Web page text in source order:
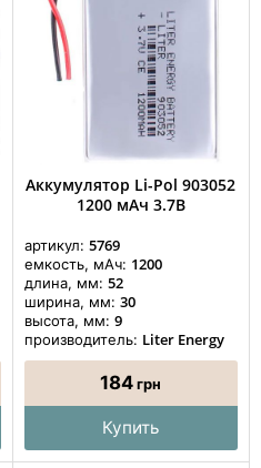
Аккумулятор Li-Pol 903052
1200 мАч 3.7В
артикул: 5769
емкость, мАч: 1200
длина, мм: 52
ширина, мм: 30
высота, мм: 9
производитель: Liter Energy
184грн
Купить